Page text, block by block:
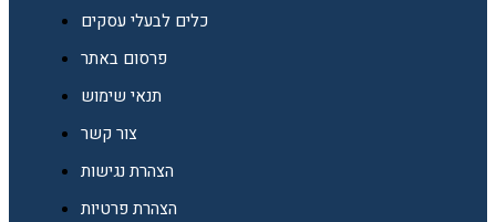
כלים לבעלי עסקים
פרסום באתר
תנאי שימוש
צור קשר
הצהרת נגישות
הצהרת פרטיות